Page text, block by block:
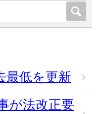
最低を更新
が法改正要